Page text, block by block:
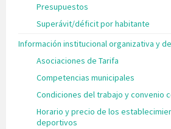
Presupuestos
Superávit/déficit por habitante
Información institucional organizativa y
Asociaciones de Tarifa
Competencias municipales
Condiciones del trabajo y convenio
Horario y precio de los
deportivos